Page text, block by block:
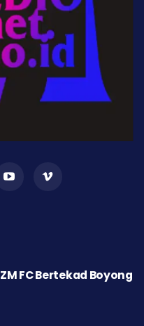
FC Bertekad Boyong